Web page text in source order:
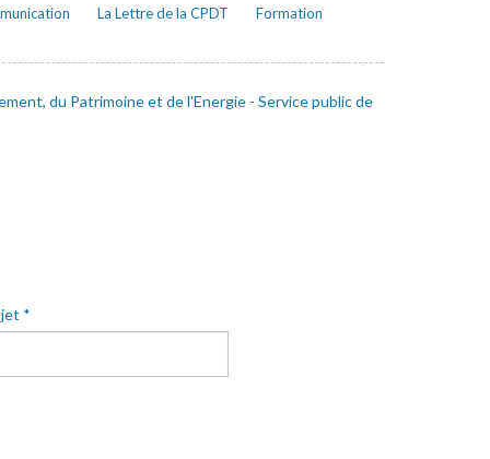
La Lettre de la CPDT Formation
du Patrimoine et de l'Energie - Service public de
*